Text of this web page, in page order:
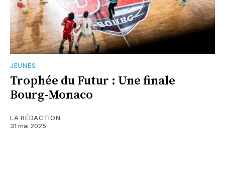
JEUNES
Trophée du Futur : Une finale
Bourg-Monaco
LA RÉDACTION
31 mai 2025